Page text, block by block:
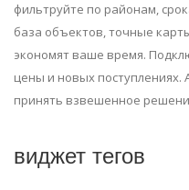
фильтруйте по районам,
база объектов, точные
экономят ваше время.
цены и новых поступлениях.
принять взвешенное
виджет тегов